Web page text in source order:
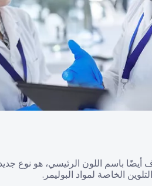
أيضًا باسم اللون الرئيسي، هو نوع
التلوين الخاصة لمواد البوليمر.